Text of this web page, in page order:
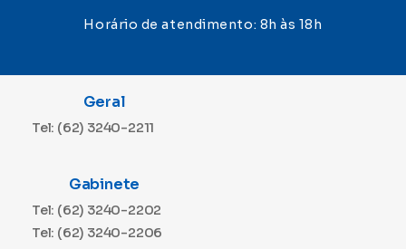
Horário de atendimento: 8h às 18h
Geral
Tel: (62) 3240-2211
Gabinete
Tel: (62) 3240-2202
Tel: (62) 3240-2206